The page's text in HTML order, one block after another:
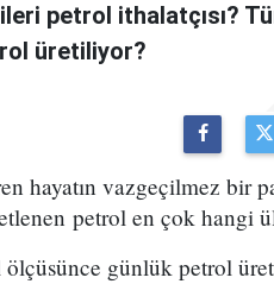
petrol ithalatçısı?
üretiliyor?
hayatın vazgeçilmez bir
petrol en çok hangi
günlük petrol